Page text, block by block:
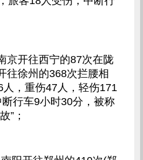
京开往西宁的87次在陇
往徐州的368次拦腰相
，重伤47人，轻伤171
行车9小时30分，被称
”；